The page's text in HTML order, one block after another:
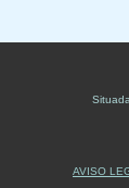
AVISO